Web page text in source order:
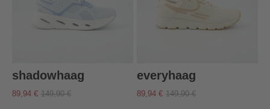
shadowhaag
89,94 € 149,90 €
everyhaag
89,94 € 149,90 €